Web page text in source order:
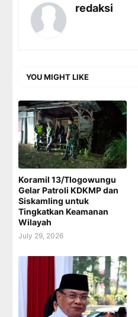
redaksi
YOU MIGHT LIKE
Koramil 13/Tlogowungu
Gelar Patroli KDKMP dan
Siskamling untuk
Tingkatkan Keamanan
Wilayah
July 29, 2026